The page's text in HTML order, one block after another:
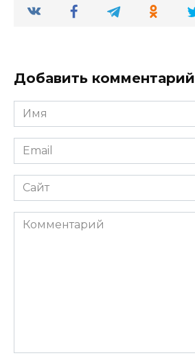
Добавить комментарий
Имя
*
Email
*
Сайт
Комментарий